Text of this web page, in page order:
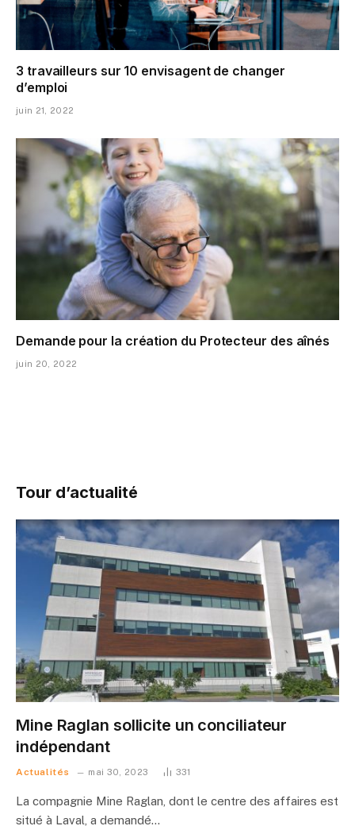
3 travailleurs sur 10 envisagent de changer
d’emploi
juin 21, 2022
Demande pour la création du Protecteur des aînés
juin 20, 2022
Tour d’actualité
Mine Raglan sollicite un conciliateur
indépendant
Actualités mai 30, 2023 331
La compagnie Mine Raglan, dont le centre des affaires est
situé à Laval, a demandé…